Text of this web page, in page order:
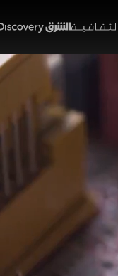
23:11 اقتصاد
وثائقي يسلط
الرئيسية، فنحن
والتمويل اللامركزي.
أفلام